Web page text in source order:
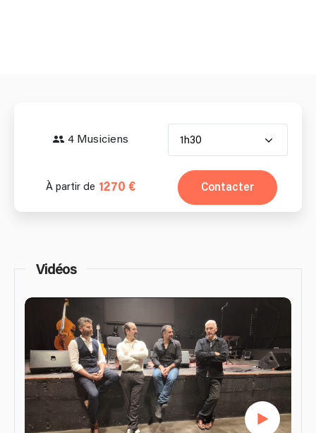
4 Musiciens 1h30
À partir de 1270 € Contacter
Vidéos